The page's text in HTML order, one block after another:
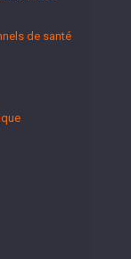
de santé